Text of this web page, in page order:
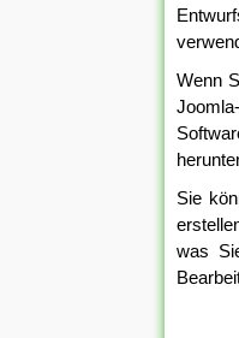
Wenn
Sie
was